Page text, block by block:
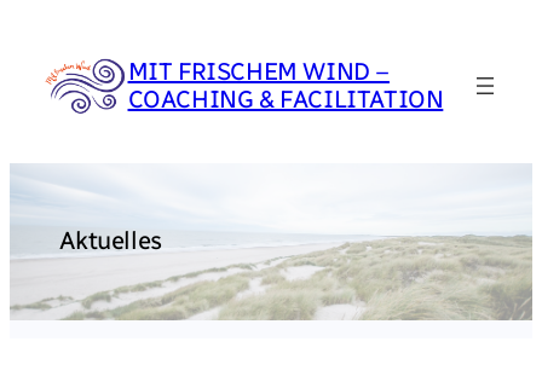
springen
MIT FRISCHEM WIND –
COACHING & FACILITATION
Aktuelles